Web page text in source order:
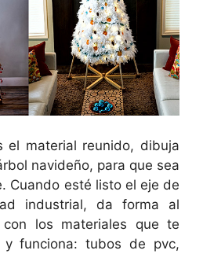
el material reunido, dibuja
navideño, para que sea
Cuando esté listo el eje de
industrial, da forma al
los materiales que te
funciona: tubos de pvc,